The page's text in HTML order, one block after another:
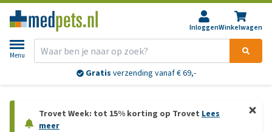
InloggenWinkelwagen
Menu
Gratis verzending vanaf € 69,-
Trovet Week: tot 15% korting op Trovet Lees
meer